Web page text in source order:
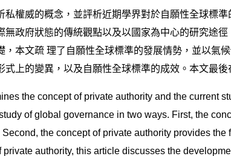
私權威的概念，並評析近期學界對於自願性全球標
無政府狀態的傳統觀點以及以國家為中心的研究途
，本文疏 理了自願性全球標準的發展情勢，並以氣
式上的變異，以及自願性全球標準的成效。本文最
the concept of private authority and the current
of global governance in two ways. First, the
the concept of private authority provides
private authority, this article discusses the